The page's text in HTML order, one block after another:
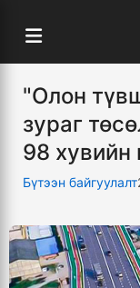
"Олон
зураг
98 хувийн
Бүтээн байгуулалт